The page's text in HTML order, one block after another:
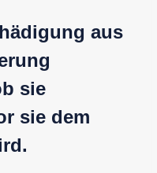
aus
sie
sie dem